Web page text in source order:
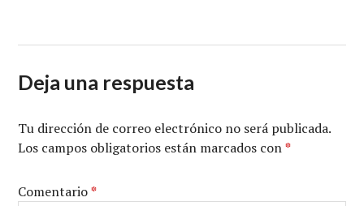
Deja una respuesta
Tu dirección de correo electrónico no será publicada.
Los campos obligatorios están marcados con*
Comentario*